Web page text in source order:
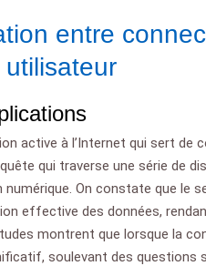
entre
active à l’Internet qui sert de
qui traverse une série de
On constate que le
effective des données,
montrent que lorsque la
soulevant des questions